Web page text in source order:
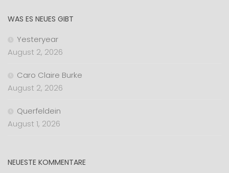
WAS ES NEUES GIBT
Yesteryear
August 2, 2026
Caro Claire Burke
August 2, 2026
Querfeldein
August 1, 2026
NEUESTE KOMMENTARE